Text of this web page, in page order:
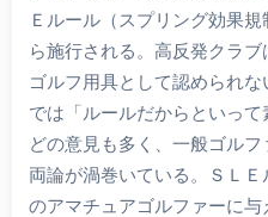
Ｅルール（スプリング効果
ら施行される。高反発クラ
ゴルフ用具として認められ
では「ルールだからといっ
どの意見も多く、一般ゴル
両論が渦巻いている。ＳＬ
のアマチュアゴルファーに